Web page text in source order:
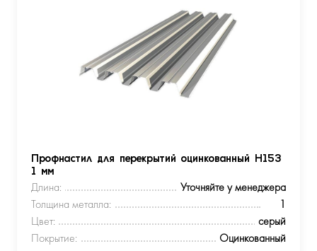
Профнастил для перекрытий оцинкованный Н153
1 мм
Длина:
Уточняйте у менеджера
Толщина металла:
1
Цвет:
серый
Покрытие:
Оцинкованный